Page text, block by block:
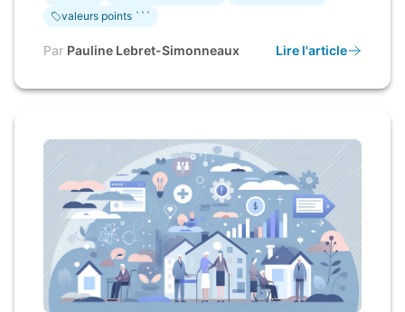
valeurs points ```
Par Pauline Lebret-Simonneaux Lire l'article